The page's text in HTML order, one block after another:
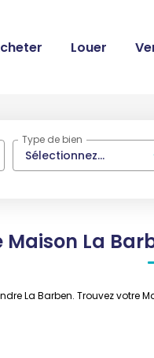
Louer
Sélectionnez...
Type de bien
La
La Barben. Trouvez votre